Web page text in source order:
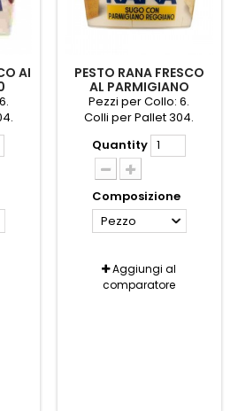
AI
PESTO RANA FRESCO
AL PARMIGIANO
REGGIANO GR.150
Pezzi per Collo: 6.
Colli per Pallet 304.
Quantity
Composizione
Pezzo
Aggiungi al
comparatore